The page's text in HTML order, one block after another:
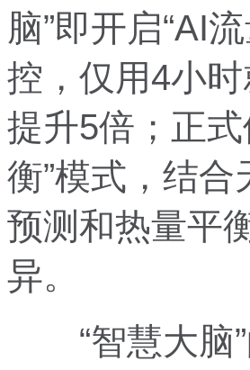
脑”即开启“AI
控，仅用4小
提升5倍；正
衡”模式，结
预测和热量平
异。
“智慧大脑”